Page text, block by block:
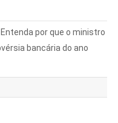
por que o ministro
bancária do ano